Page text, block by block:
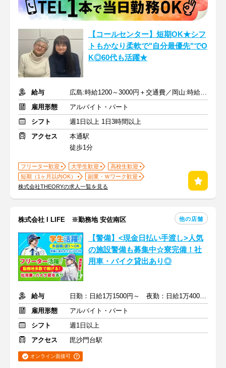
【コールセンター】短期OK★シフ
トもかなり柔軟で"自分最優先"でO
K◎60代も活躍★
給与
広島:時給1200～3000円＋交通費／岡山:時給1200～3000円＋交通費
雇用形態
アルバイト・パート
シフト
週1日以上 1日3時間以上
アクセス
本通駅
徒歩1分
フリーター歓迎 大学生歓迎
高校生歓迎
短期（1ヶ月以内OK）
副業・Ｗワーク歓迎
株式会社THEORYの求人一覧を見る
株式会社 I LIFE ※勤務地 安佐南区 他の店舗
【警備】<現金日払い手渡し>人気
の施設警備も募集中☆寮完備！社
用車・バイク貸出あり◎
給与
日勤：日給1万1500円～ 夜勤：日給1万4000円～ ※手当込み
雇用形態
アルバイト・パート
シフト
週1日以上
アクセス
毘沙門台駅
オンライン面接可